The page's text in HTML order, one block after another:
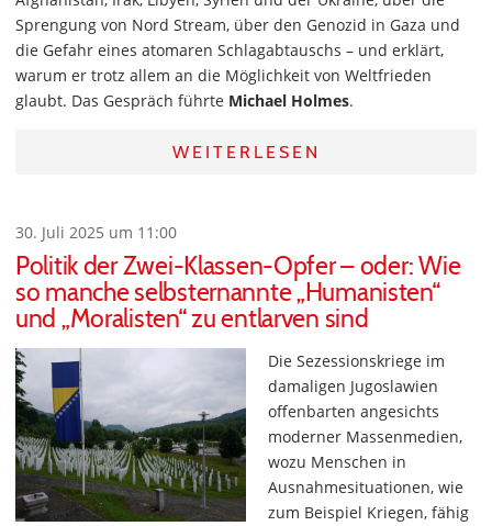
Sprengung von Nord Stream, über den Genozid in Gaza und
die Gefahr eines atomaren Schlagabtauschs – und erklärt,
warum er trotz allem an die Möglichkeit von Weltfrieden
glaubt. Das Gespräch führte Michael Holmes.
WEITERLESEN
30. Juli 2025 um 11:00
Politik der Zwei-Klassen-Opfer – oder: Wie
so manche selbsternannte „Humanisten“
und „Moralisten“ zu entlarven sind
Die Sezessionskriege im
damaligen Jugoslawien
offenbarten angesichts
moderner Massenmedien,
wozu Menschen in
Ausnahmesituationen, wie
zum Beispiel Kriegen, fähig